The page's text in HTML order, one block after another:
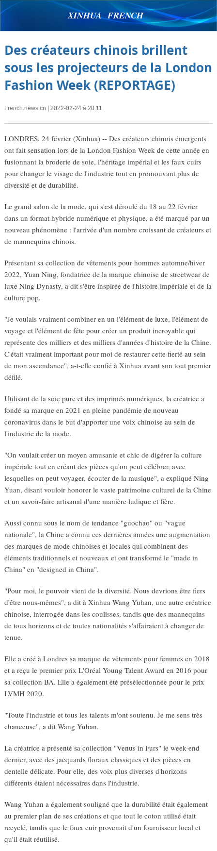
XINHUA FRENCH
Des créateurs chinois brillent
sous les projecteurs de la London
Fashion Week (REPORTAGE)
French.news.cn | 2022-02-24 à 20:11
LONDRES, 24 février (Xinhua) -- Des créateurs chinois émergents
ont fait sensation lors de la London Fashion Week de cette année en
fusionnant la broderie de soie, l'héritage impérial et les faux cuirs
pour changer le visage de l'industrie tout en promouvant plus de
diversité et de durabilité.
Le grand salon de la mode, qui s'est déroulé du 18 au 22 février
dans un format hybride numérique et physique, a été marqué par un
nouveau phénomène : l'arrivée d'un nombre croissant de créateurs et
de mannequins chinois.
Présentant sa collection de vêtements pour hommes automne/hiver
2022, Yuan Ning, fondatrice de la marque chinoise de streetwear de
luxe Ning Dynasty, a dit s'être inspirée de l'histoire impériale et de la
culture pop.
"Je voulais vraiment combiner en un l'élément de luxe, l'élément de
voyage et l'élément de fête pour créer un produit incroyable qui
représente des milliers et des milliers d'années d'histoire de la Chine.
C'était vraiment important pour moi de restaurer cette fierté au sein
de mon ascendance", a-t-elle confié à Xinhua avant son tout premier
défilé.
Utilisant de la soie pure et des imprimés numériques, la créatrice a
fondé sa marque en 2021 en pleine pandémie de nouveau
coronavirus dans le but d'apporter une voix chinoise au sein de
l'industrie de la mode.
"On voulait créer un moyen amusante et chic de digérer la culture
impériale tout en créant des pièces qu'on peut célébrer, avec
lesquelles on peut voyager, écouter de la musique", a expliqué Ning
Yuan, disant vouloir honorer le vaste patrimoine culturel de la Chine
et un savoir-faire artisanal d'une manière ludique et fière.
Aussi connu sous le nom de tendance "guochao" ou "vague
nationale", la Chine a connu ces dernières années une augmentation
des marques de mode chinoises et locales qui combinent des
éléments traditionnels et nouveaux et ont transformé le "made in
China" en "designed in China".
"Pour moi, le pouvoir vient de la diversité. Nous devrions être fiers
d'être nous-mêmes", a dit à Xinhua Wang Yuhan, une autre créatrice
chinoise, interrogée dans les coulisses, tandis que des mannequins
de tous horizons et de toutes nationalités s'affairaient à changer de
tenue.
Elle a créé à Londres sa marque de vêtements pour femmes en 2018
et a reçu le premier prix L'Oréal Young Talent Award en 2016 pour
sa collection BA. Elle a également été présélectionnée pour le prix
LVMH 2020.
"Toute l'industrie et tous les talents m'ont soutenu. Je me sens très
chanceuse", a dit Wang Yuhan.
La créatrice a présenté sa collection "Venus in Furs" le week-end
dernier, avec des jacquards floraux classiques et des pièces en
dentelle délicate. Pour elle, des voix plus diverses d'horizons
différents étaient nécessaires dans l'industrie.
Wang Yuhan a également souligné que la durabilité était également
au premier plan de ses créations et que tout le coton utilisé était
recyclé, tandis que le faux cuir provenait d'un fournisseur local et
qu'il était réutilisé.